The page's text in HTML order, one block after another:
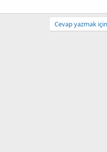
Cevap yazmak